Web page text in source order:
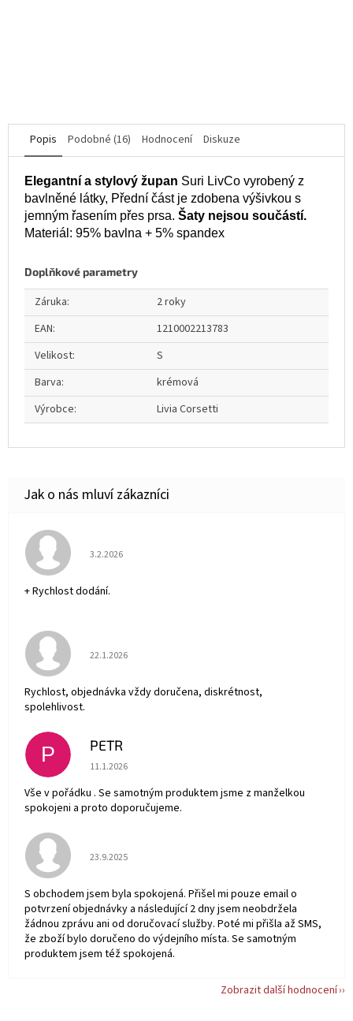
Popis Podobné (16) Hodnocení Diskuze
Elegantní a stylový župan Suri LivCo vyrobený z
bavlněné látky, Přední část je zdobena výšivkou s
jemným řasením přes prsa. Šaty nejsou součástí.
Materiál: 95% bavlna + 5% spandex
Doplňkové parametry
Záruka:
2 roky
EAN:
1210002213783
Velikost:
S
Barva:
krémová
Výrobce: Livia Corsetti
Hodnocení obchodu je 5 z 5 hvězdiček.
3.2.2026
+ Rychlost dodání.
Hodnocení obchodu je 5 z 5 hvězdiček.
22.1.2026
Rychlost, objednávka vždy doručena, diskrétnost,
spolehlivost.
P PETR
Hodnocení obchodu je 5 z 5 hvězdiček.
11.1.2026
Vše v pořádku . Se samotným produktem jsme z manželkou
spokojeni a proto doporučujeme.
Hodnocení obchodu je 5 z 5 hvězdiček.
23.9.2025
S obchodem jsem byla spokojená. Přišel mi pouze email o
potvrzení objednávky a následující 2 dny jsem neobdržela
žádnou zprávu ani od doručovací služby. Poté mi přišla až SMS,
že zboží bylo doručeno do výdejního místa. Se samotným
produktem jsem též spokojená.
Zobrazit další hodnocení